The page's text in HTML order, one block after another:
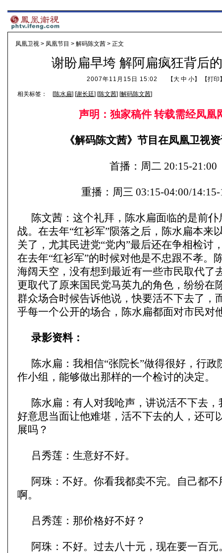
凤凰卫视 > 凤凰节目 > 解码陈文茜 > 正文
谢盼扁早垮 解阿扁疯狂背后
2007年11月15日 15:02 【大 中 小】 【打印
相关标签： [陈水扁] [谢长廷] [陈文茜] [解码陈文茜]
声明：独家稿件 转载需经凤凰
《解码陈文茜》节目在凤凰卫视
首播：周二 20:15-21:00
重播：周三 03:15-04:00/
陈文茜：这个礼拜，陈水扁面临的是前
战。在去年“红衫军”陨落之后，陈水扁本来
关了，尤其民进党“党内”最后还在争相检讨
在去年“红衫军”的时候对他是不忠跟不孝。
海阔天空，没有想到最近有一些市民取代了
更取代了原来国民党马英九的角色，纷纷在
群众场合时候告诉他说，快要活不下去了，
乎每一个公开的场合，陈水扁都面对市民对
录影资料：
陈水扁：我相信“张院长”做得很好，行政
作小组，能够做出那样的一个检讨的决定。
陈水扁：有人对我呛声，讲说活不下去
好意思当面让他难堪，活不下去的人，还可
展吗？
吕秀莲：生意好不好。
阿珠：不好。你看我都卖不完。自己都
啊。
吕秀莲：那价格好不好？
阿珠：不好。过去八十元，现在要一百元